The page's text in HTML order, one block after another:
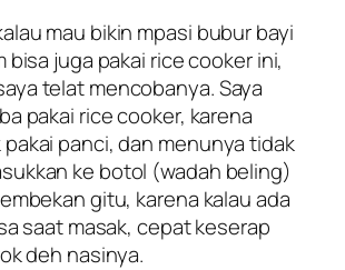
mau bikin mpasi bubur bayi
bisa juga pakai rice cooker ini,
telat mencobanya. Saya
pakai rice cooker, karena
pakai panci, dan menunya tidak
ke botol (wadah beling)
gitu, karena kalau ada
saat masak, cepat keserap
deh nasinya.